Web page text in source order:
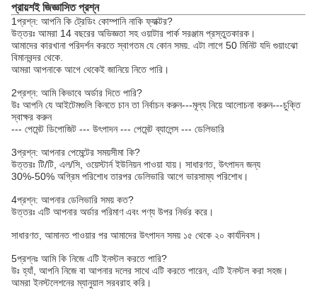
প্রায়শই জিজ্ঞাসিত প্রশ্ন
1প্রশ্ন: আপনি কি ট্রেডিং কোম্পানি নাকি ফ্যাক্টর?
উত্তরঃ আমরা 14 বছরের অভিজ্ঞতা সহ ওয়াটার পার্ক সরঞ্জাম প্রস্তুতকারক।
আমাদের কারখানা পরিদর্শন করতে স্বাগতম যে কোন সময়. এটা লাগে 50 মিনিট যদি গুয়াংঝো
বিমানবন্দর থেকে.
আমরা আপনাকে আগে থেকেই জানিয়ে নিতে পারি।
2প্রশ্ন: আমি কিভাবে অর্ডার দিতে পারি?
উঃ আপনি যে আইটেমগুলি কিনতে চান তা নির্বাচন করুন---মূল্য নিয়ে আলোচনা করুন---চুক্তি
স্বাক্ষর করুন
--- পেমেন্ট ডিপোজিট --- উৎপাদন --- পেমেন্ট ব্যালেন্স --- ডেলিভারি
3প্রশ্ন: আপনার পেমেন্টের সময়সীমা কি?
উত্তরঃ টি/টি, এল/সি, ওয়েস্টার্ন ইউনিয়ন পাওয়া যায়। সাধারণত, উৎপাদন জন্য
30%-50% অগ্রিম পরিশোধ তারপর ডেলিভারি আগে ভারসাম্য পরিশোধ।
4প্রশ্ন: আপনার ডেলিভারি সময় কত?
উত্তরঃ এটি আপনার অর্ডার পরিমাণ এবং পণ্য উপর নির্ভর করে।
সাধারণত, আমানত পাওয়ার পর আমাদের উৎপাদন সময় ১৫ থেকে ২০ কার্যদিবস।
5প্রশ্নঃ আমি কি নিজে এটি ইনস্টল করতে পারি?
উঃ হ্যাঁ, আপনি নিজে বা আপনার দলের সাথে এটি করতে পারেন, এটি ইনস্টল করা সহজ।
আমরা ইনস্টলেশনের ম্যানুয়াল সরবরাহ করি।